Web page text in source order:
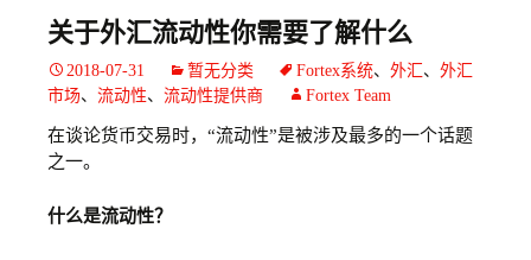
关于外汇流动性你需要了解什么
2018-07-31 暂无分类 Fortex系统、 外汇 、 外汇
市场、 流动性、 流动性提供商 Fortex Team
在谈论货币交易时，“流动性”是被涉及最多的一个话题
之一。
什么是流动性？